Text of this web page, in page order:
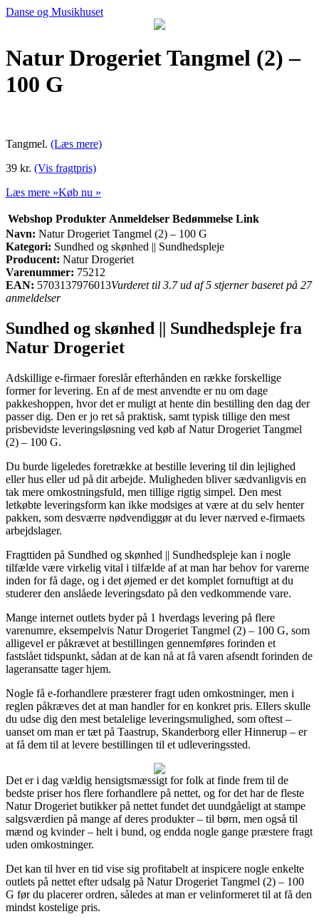
Danse og Musikhuset
Natur Drogeriet Tangmel (2) –
100 G
Tangmel. (Læs mere)
39 kr. (Vis fragtpris)
Læs mere »Køb nu »
Webshop Produkter Anmeldelser Bedømmelse Link
Navn: Natur Drogeriet Tangmel (2) – 100 G
Kategori: Sundhed og skønhed || Sundhedspleje
Producent: Natur Drogeriet
Varenummer: 75212
EAN: 5703137976013Vurderet til 3.7 ud af 5 stjerner baseret på 27
anmeldelser
Sundhed og skønhed || Sundhedspleje fra
Natur Drogeriet
Adskillige e-firmaer foreslår efterhånden en række forskellige
former for levering. En af de mest anvendte er nu om dage
pakkeshoppen, hvor det er muligt at hente din bestilling den dag der
passer dig. Den er jo ret så praktisk, samt typisk tillige den mest
prisbevidste leveringsløsning ved køb af Natur Drogeriet Tangmel
(2) – 100 G.
Du burde ligeledes foretrække at bestille levering til din lejlighed
eller hus eller ud på dit arbejde. Muligheden bliver sædvanligvis en
tak mere omkostningsfuld, men tillige rigtig simpel. Den mest
letkøbte leveringsform kan ikke modsiges at være at du selv henter
pakken, som desværre nødvendiggør at du lever nærved e-firmaets
arbejdslager.
Fragttiden på Sundhed og skønhed || Sundhedspleje kan i nogle
tilfælde være virkelig vital i tilfælde af at man har behov for varerne
inden for få dage, og i det øjemed er det komplet fornuftigt at du
studerer den anslåede leveringsdato på den vedkommende vare.
Mange internet outlets byder på 1 hverdags levering på flere
varenumre, eksempelvis Natur Drogeriet Tangmel (2) – 100 G, som
alligevel er påkrævet at bestillingen gennemføres forinden et
fastslået tidspunkt, sådan at de kan nå at få varen afsendt forinden de
lageransatte tager hjem.
Nogle få e-forhandlere præsterer fragt uden omkostninger, men i
reglen påkræves det at man handler for en konkret pris. Ellers skulle
du udse dig den mest betalelige leveringsmulighed, som oftest –
uanset om man er tæt på Taastrup, Skanderborg eller Hinnerup – er
at få dem til at levere bestillingen til et udleveringssted.
Det er i dag vældig hensigtsmæssigt for folk at finde frem til de
bedste priser hos flere forhandlere på nettet, og for det har de fleste
Natur Drogeriet butikker på nettet fundet det uundgåeligt at stampe
salgsværdien på mange af deres produkter – til børn, men også til
mænd og kvinder – helt i bund, og endda nogle gange præstere fragt
uden omkostninger.
Det kan til hver en tid vise sig profitabelt at inspicere nogle enkelte
outlets på nettet efter udsalg på Natur Drogeriet Tangmel (2) – 100
G før du placerer ordren, således at man er velinformeret til at få den
mindst kostelige pris.